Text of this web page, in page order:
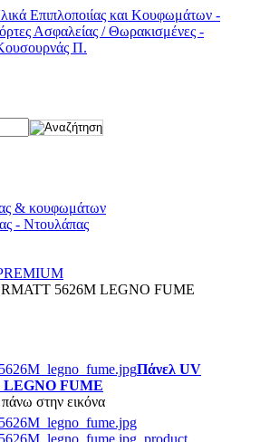
& κουφωμάτων
- Ντουλάπας
5626Μ LEGNO FUME
Πάνελ UV
FUME
πάνω στην εικόνα